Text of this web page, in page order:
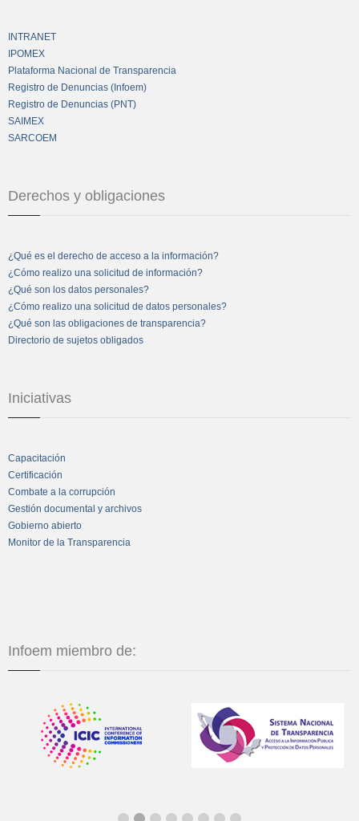
INTRANET
IPOMEX
Plataforma Nacional de Transparencia
Registro de Denuncias (Infoem)
Registro de Denuncias (PNT)
SAIMEX
SARCOEM
Derechos y obligaciones
¿Qué es el derecho de acceso a la información?
¿Cómo realizo una solicitud de información?
¿Qué son los datos personales?
¿Cómo realizo una solicitud de datos personales?
¿Qué son las obligaciones de transparencia?
Directorio de sujetos obligados
Iniciativas
Capacitación
Certificación
Combate a la corrupción
Gestión documental y archivos
Gobierno abierto
Monitor de la Transparencia
Infoem miembro de: